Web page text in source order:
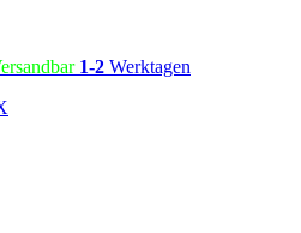
1-2 Werktagen